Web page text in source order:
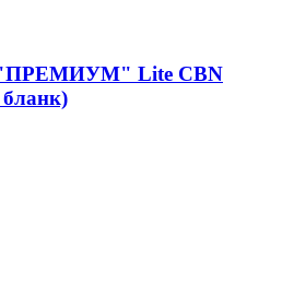
"ПРЕМИУМ" Lite CBN